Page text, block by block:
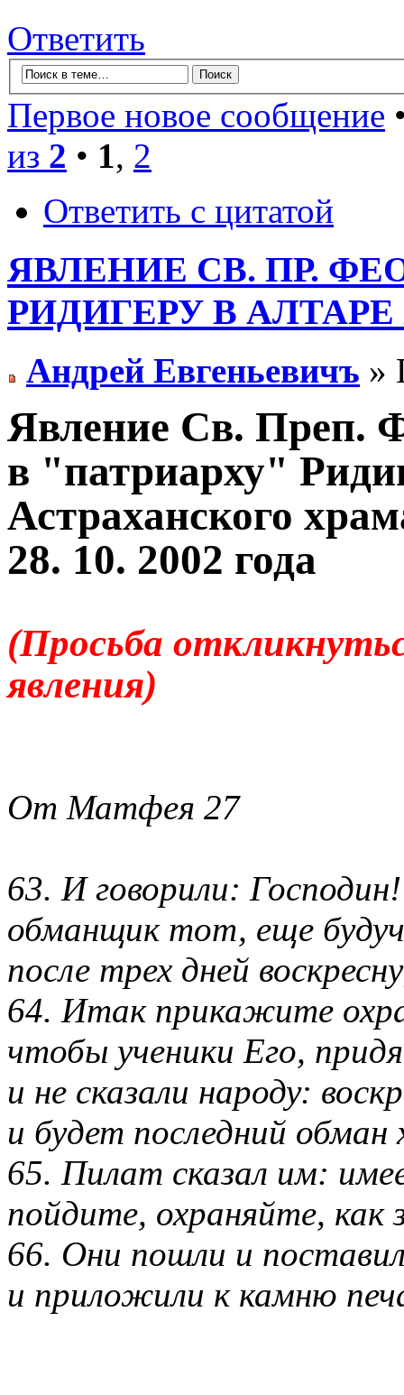
Ответить
Первое новое сообщение
из 2 • 1, 2
Ответить с цитатой
ЯВЛЕНИЕ СВ. ПР.
РИДИГЕРУ В
Андрей Евгеньевичъ »
Явление Св. Преп.
в "патриарху"
Астраханского
28. 10. 2002 года
(Просьба
явления)
От Матфея 27
63. И говорили:
обманщик тот, еще
после трех дней
64. Итак прикажите
чтобы ученики Его,
и не сказали народу:
и будет последний обман
65. Пилат сказал им:
пойдите, охраняйте, как
66. Они пошли и
и приложили к камню